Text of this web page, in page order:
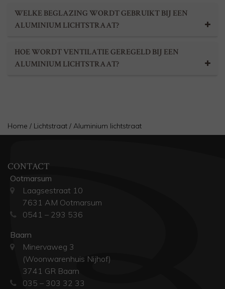
WELKE BEGLAZING WORDT GEBRUIKT BIJ EEN
ALUMINIUM LICHTSTRAAT?
HOE WORDT VENTILATIE GEREGELD BIJ EEN
ALUMINIUM LICHTSTRAAT?
Home / Lichtstraat / Aluminium lichtstraat
CONTACT
Ootmarsum
Laagsestraat 10
7631 AM Ootmarsum
0541 – 293 536
Baarn
Minervaweg 3
(Woonwarenhuis Nijhof)
3741 GR Baarn
035 – 303 32 33